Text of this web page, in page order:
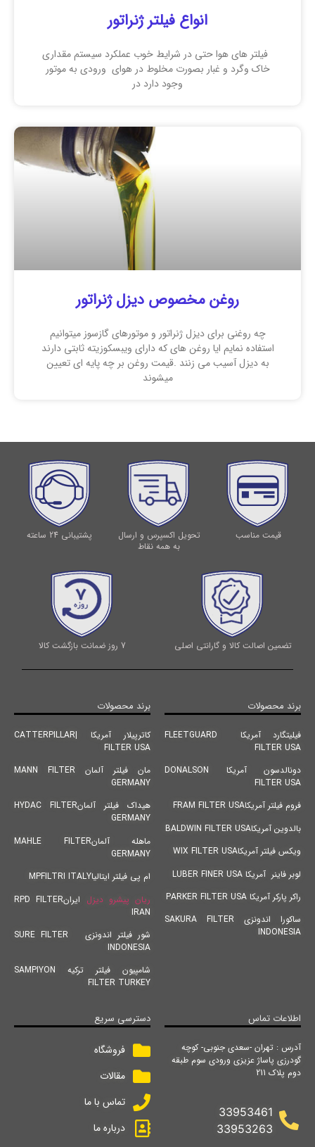
انواع فیلتر ژنراتور
فیلتر های هوا حتی در شرایط خوب عملکرد سیستم مقداری
خاک وگرد و غبار بصورت مخلوط در هوای ورودی به موتور
وجود دارد در
روغن مخصوص دیزل ژنراتور
چه روغنی برای دیزل ژنراتور و موتورهای گازسوز میتوانیم
استفاده نمایم ایا روغن های که دارای ویبسکوزیته ثابتی دارند
به دیزل آسیب می زنند .قیمت روغن بر چه پایه ای تعیین
میشوند
قیمت مناسب
تحویل اکسپرس و ارسال
به همه نقاط
پشتیبانی 24 ساعته
تضمین اصالت کالا و گارانتی اصلی 7 روز ضمانت بازگشت کالا
برند محصولات
فیلیتگارد آمریکا FLEETGUARD
FILTER USA
دونالدسون آمریکا DONALSON
FILTER USA
فروم فیلتر آمریکاFRAM FILTER USA
بالدوین آمریکاBALDWIN FILTER USA
ویکس فیلتر آمریکاWIX FILTER USA
لوبر فاینر آمریکا LUBER FINER USA
راکر پارکر آمریکا PARKER FILTER USA
ساکورا اندونزی SAKURA FILTER
INDONESIA
برند محصولات
کاترپیلار آمریکا |CATTERPILLAR
FILTER USA
مان فیلتر آلمان MANN FILTER
GERMANY
هیداک فیلتر آلمانHYDAC FILTER
GERMANY
ماهله آلمانMAHLE FILTER
GERMANY
ام پی فیلتر ایتالیاMPFILTRI ITALY
ریان پیشرو دیزل
ایرانRPD FILTER
IRAN
شور فیلتر اندونزی SURE FILTER
INDONESIA
شامپیون فیلتر ترکیه SAMPIYON
FILTER TURKEY
اطلاعات تماس
آدرس : تهران -سعدی جنوبی- کوچه
گودرزی پاساژ عزیزی ورودی سوم طبقه
دوم پلاک 211
33953461
33953263
دسترسی سریع
فروشگاه
مقالات
تماس با ما
درباره ما